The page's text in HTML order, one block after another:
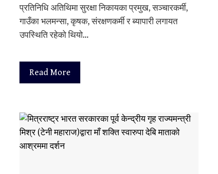
प्रतिनिधि अतिथिमा सुरक्षा निकायका प्रमुख, सञ्चारकर्मी,
गाउँका भलमन्सा, कृषक, संरक्षणकर्मी र ब्यापारी लगायत
उपस्थिति रहेको थियो…
Read More